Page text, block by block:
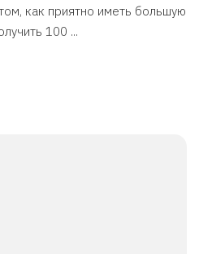
как приятно иметь большую
100 ...